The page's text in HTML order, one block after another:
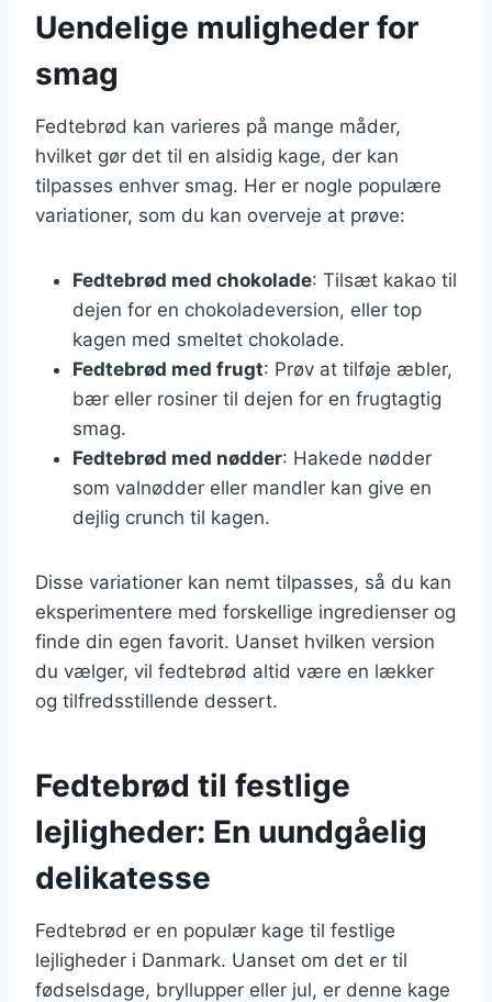
Uendelige muligheder for
smag
Fedtebrød kan varieres på mange måder,
hvilket gør det til en alsidig kage, der kan
tilpasses enhver smag. Her er nogle populære
variationer, som du kan overveje at prøve:
Fedtebrød med chokolade: Tilsæt kakao til
dejen for en chokoladeversion, eller top
kagen med smeltet chokolade.
Fedtebrød med frugt: Prøv at tilføje æbler,
bær eller rosiner til dejen for en frugtagtig
smag.
Fedtebrød med nødder: Hakede nødder
som valnødder eller mandler kan give en
dejlig crunch til kagen.
Disse variationer kan nemt tilpasses, så du kan
eksperimentere med forskellige ingredienser og
finde din egen favorit. Uanset hvilken version
du vælger, vil fedtebrød altid være en lækker
og tilfredsstillende dessert.
Fedtebrød til festlige
lejligheder: En uundgåelig
delikatesse
Fedtebrød er en populær kage til festlige
lejligheder i Danmark. Uanset om det er til
fødselsdage, bryllupper eller jul, er denne kage